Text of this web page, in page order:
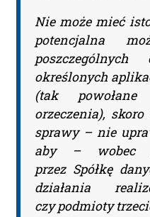
Nie musisz
płatniczej.
formularz a na
otrzymasz
do opłacenia.
po
system
oraz uruchomi
od tego
okres
Nie może mieć
potencjalna
określonych
(tak
orzeczenia),
sprawy – nie
aby – wobec
przez Spółkę
działania
czy podmioty